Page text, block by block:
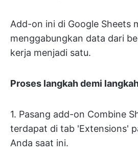
Add-on ini di Google Sheets
menggabungkan data dari
kerja menjadi satu.
Proses langkah demi
1. Pasang add-on Combine
terdapat di tab 'Extensions'
Anda saat ini.